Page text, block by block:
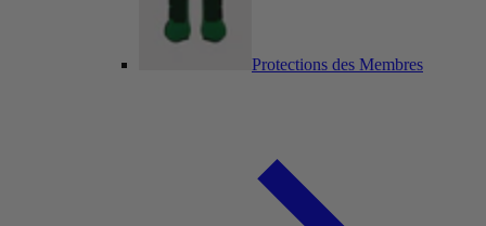
Protections des Membres